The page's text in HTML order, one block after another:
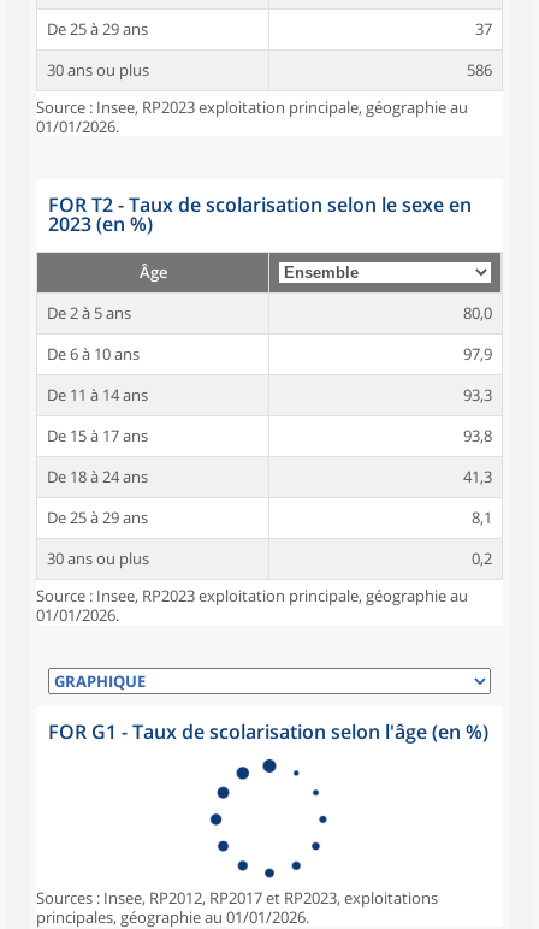
De 25 à 29 ans
37
30 ans ou plus
586
Source : Insee, RP2023 exploitation principale, géographie au
01/01/2026.
FOR T2 - Taux de scolarisation selon le sexe en
2023 (en %)
Âge
De 2 à 5 ans
80,0
De 6 à 10 ans
97,9
De 11 à 14 ans
93,3
De 15 à 17 ans
93,8
De 18 à 24 ans
41,3
De 25 à 29 ans
8,1
30 ans ou plus
0,2
Source : Insee, RP2023 exploitation principale, géographie au
01/01/2026.
FOR G1 - Taux de scolarisation selon l'âge (en %)
Sources : Insee, RP2012, RP2017 et RP2023, exploitations
principales, géographie au 01/01/2026.